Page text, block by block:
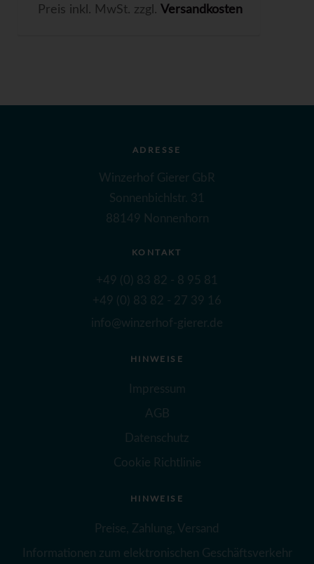
Preis inkl. MwSt. zzgl. Versandkosten
ADRESSE
Winzerhof Gierer GbR
Sonnenbichlstr. 31
88149 Nonnenhorn
KONTAKT
+49 (0) 83 82 - 8 95 81
+49 (0) 83 82 - 27 39 16
info@winzerhof-gierer.de
HINWEISE
Impressum
AGB
Datenschutz
Cookie Richtlinie
HINWEISE
Preise, Zahlung, Versand
Informationen zum elektronischen Geschäftsverkehr